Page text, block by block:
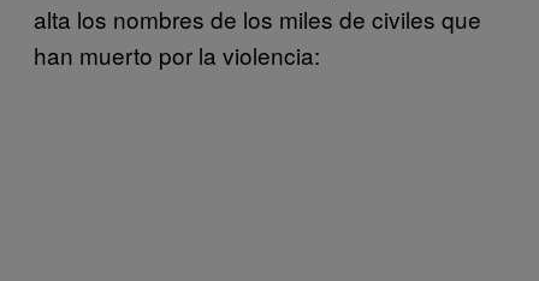
alta los nombres de los miles de civiles que
han muerto por la violencia: